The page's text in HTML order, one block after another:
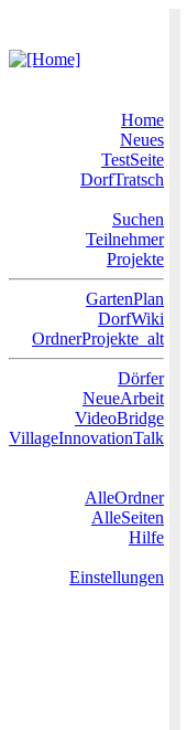
Home
Neues
TestSeite
DorfTratsch
Suchen
Teilnehmer
Projekte
GartenPlan
DorfWiki
OrdnerProjekte_alt
Dörfer
NeueArbeit
VideoBridge
VillageInnovationTalk
AlleOrdner
AlleSeiten
Hilfe
Einstellungen